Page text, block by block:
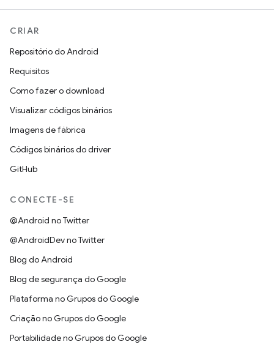
CRIAR
Repositório do Android
Requisitos
Como fazer o download
Visualizar códigos binários
Imagens de fábrica
Códigos binários do driver
GitHub
CONECTE-SE
@Android no Twitter
@AndroidDev no Twitter
Blog do Android
Blog de segurança do Google
Plataforma no Grupos do Google
Criação no Grupos do Google
Portabilidade no Grupos do Google